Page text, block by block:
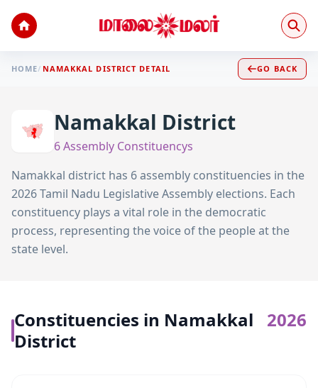
HOME/ NAMAKKAL DISTRICT DETAIL GO BACK
Namakkal District
6Assembly Constituencys
Namakkal district has 6assembly constituencies in the
2026 Tamil Nadu Legislative Assembly elections. Each
constituency plays a vital role in the democratic
process, representing the voice of the people at the
state level.
Constituencies in Namakkal
District
2026